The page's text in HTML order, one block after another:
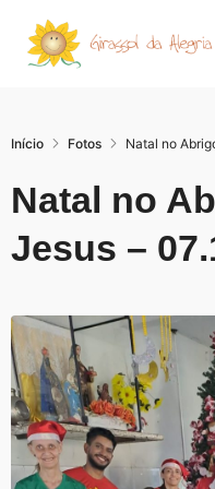
Início Fotos Natal no
Natal no
Jesus –